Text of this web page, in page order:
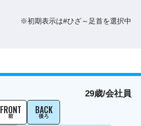
※初期表示は#ひざ～足首を選択中
29歳/会社員
FRONT
前
BACK
後ろ